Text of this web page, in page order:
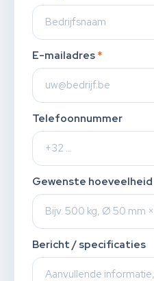
E-mailadres *
Telefoonnummer
Gewenste hoeveelheid
Bericht / specificaties